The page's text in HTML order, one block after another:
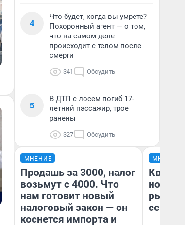
4
Что будет, когда вы умрете?
Похоронный агент — о том,
что на самом деле
происходит с телом после
смерти
341 Обсудить
5
В ДТП с лосем погиб 17-
летний пассажир, трое
ранены
327 Обсудить
МНЕНИЕ
Продашь за 3000, налог
возьмут с 4000. Что
нам готовит новый
налоговый закон — он
коснется импорта и
МНЕНИЕ
но
рынок